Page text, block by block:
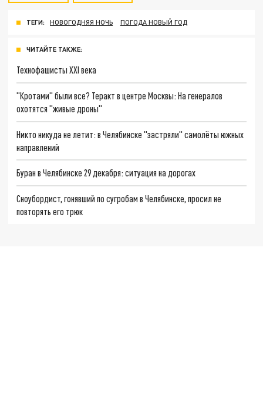
ТЕГИ: НОВОГОДНЯЯ НОЧЬ ПОГОДА НОВЫЙ ГОД
ЧИТАЙТЕ ТАКЖЕ:
Технофашисты XXI века
"Кротами" были все? Теракт в центре Москвы: На генералов
охотятся "живые дроны"
Никто никуда не летит: в Челябинске "застряли" самолёты южных
направлений
Буран в Челябинске 29 декабря: ситуация на дорогах
Сноубордист, гонявший по сугробам в Челябинске, просил не
повторять его трюк